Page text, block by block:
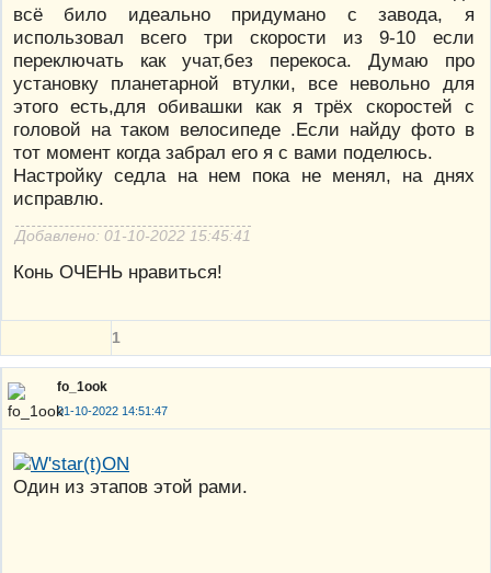
всё било идеально придумано с завода, я
использовал всего три скорости из 9-10 если
переключать как учат,без перекоса. Думаю про
установку планетарной втулки, все невольно для
этого есть,для обивашки как я трёх скоростей с
головой на таком велосипеде .Если найду фото в
тот момент когда забрал его я с вами поделюсь.
Настройку седла на нем пока не менял, на днях
исправлю.
Добавлено: 01-10-2022 15:45:41
Конь ОЧЕНЬ нравиться!
1
fo_1ook
01-10-2022 14:51:47
Один из этапов этой рами.